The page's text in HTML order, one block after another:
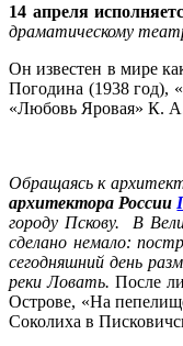
14 апреля
драматическому
Он известен в мире
Погодина (1938 год),
«Любовь Яровая» К.
Обращаясь к
архитектора России
городу Пскову. В
сделано немало:
сегодняшний день
реки Ловать.После
Острове, «На
Соколиха в